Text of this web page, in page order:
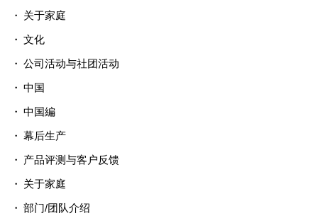
关于家庭
文化
公司活动与社团活动
中国
中国編
幕后生产
产品评测与客户反馈
关于家庭
部门/团队介绍